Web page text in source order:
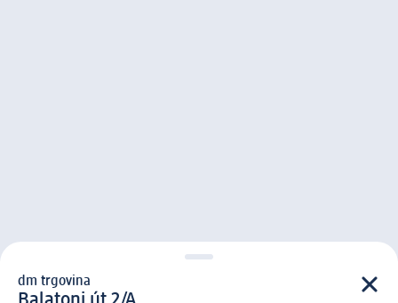
d m trgovina
dm trgovina